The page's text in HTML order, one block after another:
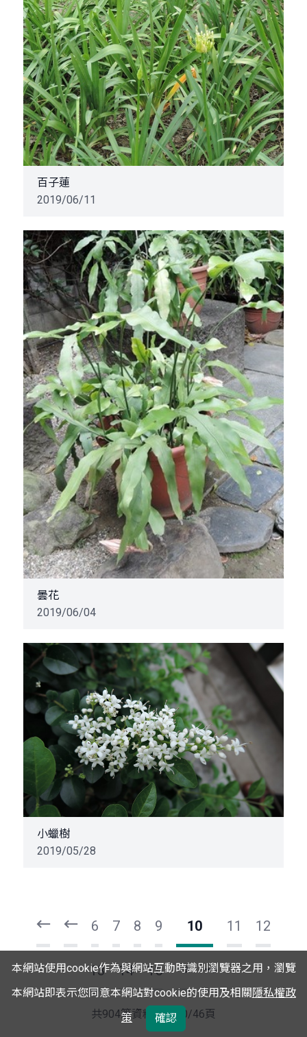
百子蓮
2019/06/11
曇花
2019/06/04
小蠟樹
2019/05/28
6 7 8 9 10 11 12
13 14 15
一
頁
後
一
頁
共904筆資料，第10/46頁
本網站使用cookie作為與網站互動時識別瀏覽器之用，瀏覽
本網站即表示您同意本網站對cookie的使用及相關隱私權政
策
確認